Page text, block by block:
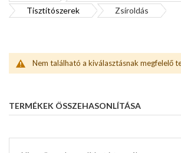
Tisztítószerek
Zsíroldás
Nem található a kiválasztásnak megfelelő
TERMÉKEK ÖSSZEHASONLÍTÁSA